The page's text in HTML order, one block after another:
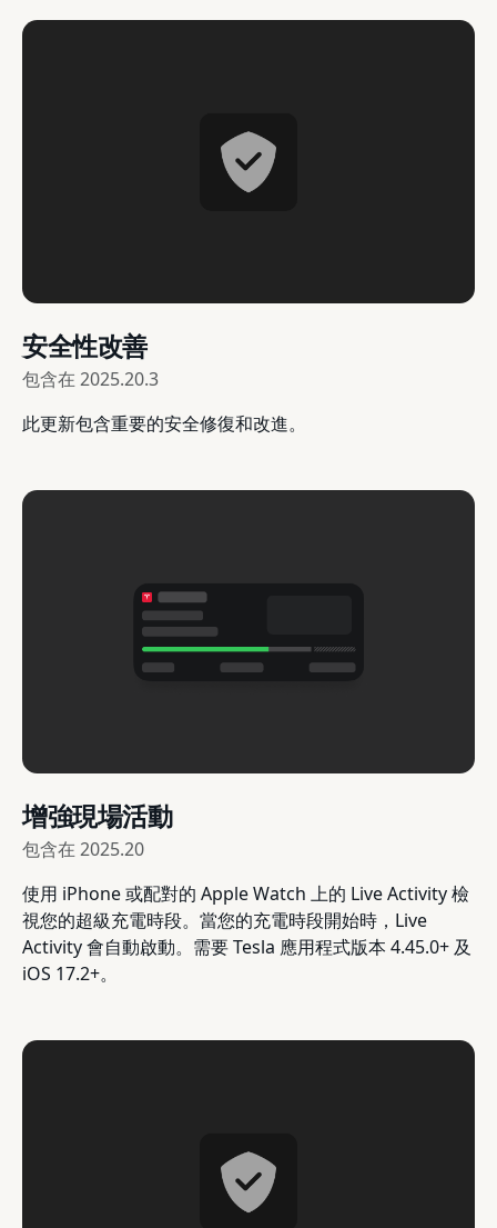
安全性改善
包含在 2025.20.3
此更新包含重要的安全修復和改進。
增強現場活動
包含在 2025.20
使用 iPhone 或配對的 Apple Watch 上的 Live Activity 檢
視您的超級充電時段。當您的充電時段開始時，Live
Activity 會自動啟動。需要 Tesla 應用程式版本 4.45.0+ 及
iOS 17.2+。